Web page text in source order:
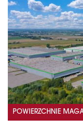
POWIERZCHNIE